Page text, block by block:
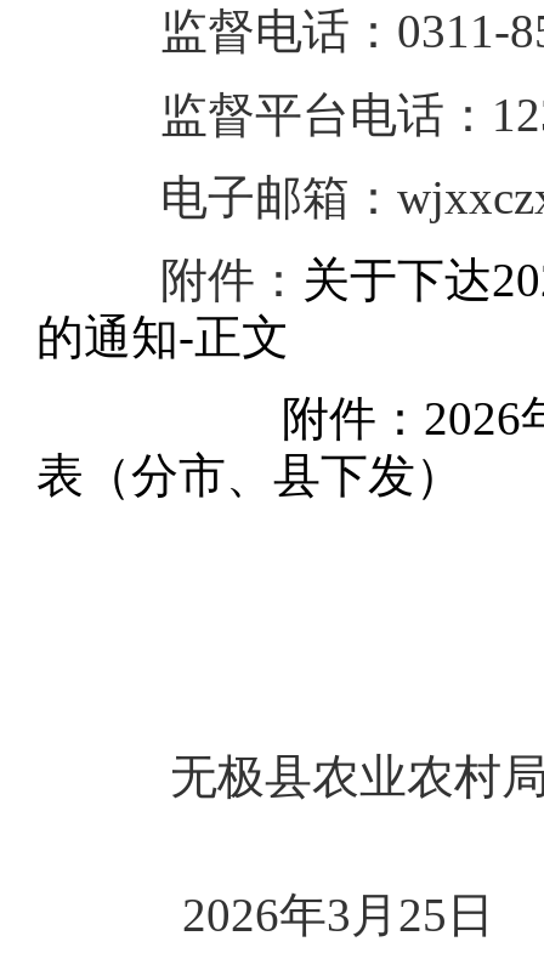
监督电话：0311-
监督平台电话：
电子邮箱：
附件： 关于下达
的通知-正文
附件：
表（分市、县下发）
无极县农业农村
2026年3月25日